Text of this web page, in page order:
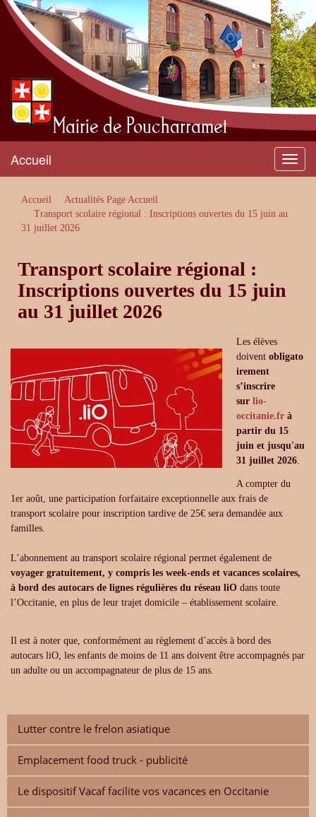
Mairie de Poucharramet
Menu
Accueil
Accueil
Actualités Page Accueil
Transport scolaire régional : Inscriptions ouvertes du 15 juin au
31 juillet 2026
Transport scolaire régional :
Inscriptions ouvertes du 15 juin
au 31 juillet 2026
Les élèves
doivent obligato
irement
s’inscrire
sur lio-
occitanie.fr à
partir du 15
juin et jusqu'au
31 juillet 2026.
A compter du
1er août, une participation forfaitaire exceptionnelle aux frais de
transport scolaire pour inscription tardive de 25€ sera demandée aux
familles.
L’abonnement au transport scolaire régional permet également de
voyager gratuitement, y compris les week-ends et vacances scolaires,
à bord des autocars de lignes régulières du réseau liO dans toute
l’Occitanie, en plus de leur trajet domicile – établissement scolaire.
Il est à noter que, conformément au règlement d’accès à bord des
autocars liO, les enfants de moins de 11 ans doivent être accompagnés par
un adulte ou un accompagnateur de plus de 15 ans.
Lutter contre le frelon asiatique
Emplacement food truck - publicité
Le dispositif Vacaf facilite vos vacances en Occitanie